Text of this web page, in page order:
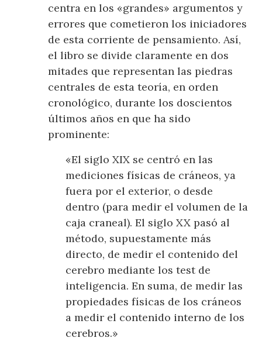
centra en los «grandes» argumentos y
errores que cometieron los iniciadores
de esta corriente de pensamiento. Así,
el libro se divide claramente en dos
mitades que representan las piedras
centrales de esta teoría, en orden
cronológico, durante los doscientos
últimos años en que ha sido
prominente:
«El siglo XIX se centró en las
mediciones físicas de cráneos, ya
fuera por el exterior, o desde
dentro (para medir el volumen de la
caja craneal). El siglo XX pasó al
método, supuestamente más
directo, de medir el contenido del
cerebro mediante los test de
inteligencia. En suma, de medir las
propiedades físicas de los cráneos
a medir el contenido interno de los
cerebros.»